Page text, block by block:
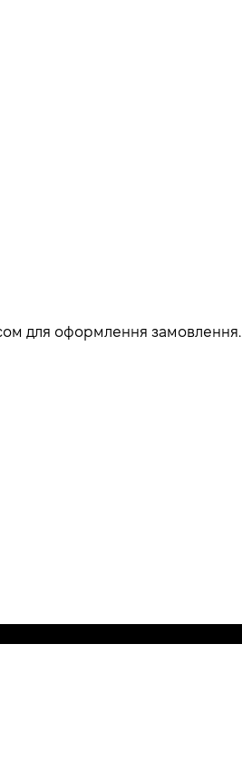
для оформлення замовлення.